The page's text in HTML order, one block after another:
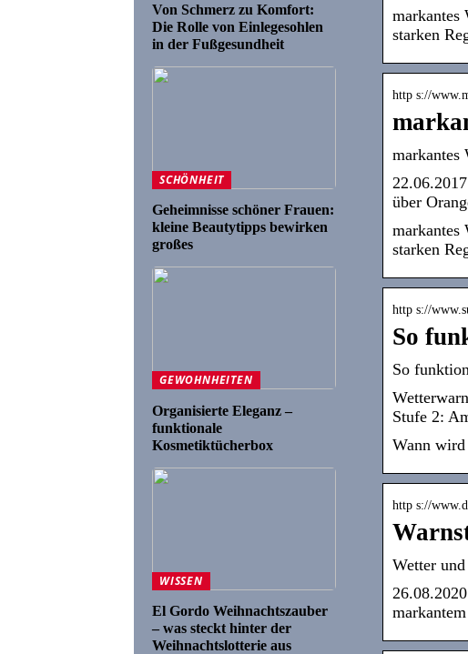
markantes
starken
http s://
über
markantes
starken
http s://
So
So
Stufe 2:
Wann
http s://
Wetter
Von Schmerz zu Komfort:
Die Rolle von Einlegesohlen
in der Fußgesundheit
SCHÖNHEIT
Geheimnisse schöner Frauen:
kleine Beautytipps bewirken
großes
GEWOHNHEITEN
Organisierte Eleganz –
funktionale
Kosmetiktücherbox
WISSEN
El Gordo Weihnachtszauber
– was steckt hinter der
Weihnachtslotterie aus